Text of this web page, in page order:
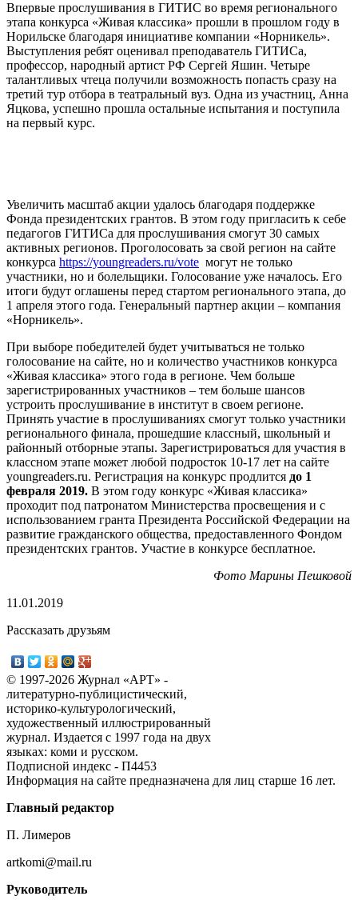
Впервые прослушивания в ГИТИС во время регионального
этапа конкурса «Живая классика» прошли в прошлом году в
Норильске благодаря инициативе компании «Норникель».
Выступления ребят оценивал преподаватель ГИТИСа,
профессор, народный артист РФ Сергей Яшин. Четыре
талантливых чтеца получили возможность попасть сразу на
третий тур отбора в театральный вуз. Одна из участниц, Анна
Яцкова, успешно прошла остальные испытания и поступила
на первый курс.
Увеличить масштаб акции удалось благодаря поддержке
Фонда президентских грантов. В этом году пригласить к себе
педагогов ГИТИСа для прослушивания смогут 30 самых
активных регионов. Проголосовать за свой регион на сайте
конкурса https://youngreaders.ru/vote могут не только
участники, но и болельщики. Голосование уже началось. Его
итоги будут оглашены перед стартом регионального этапа, до
1 апреля этого года. Генеральный партнер акции – компания
«Норникель».
При выборе победителей будет учитываться не только
голосование на сайте, но и количество участников конкурса
«Живая классика» этого года в регионе. Чем больше
зарегистрированных участников – тем больше шансов
устроить прослушивание в институт в своем регионе.
Принять участие в прослушиваниях смогут только участники
регионального финала, прошедшие классный, школьный и
районный отборные этапы. Зарегистрироваться для участия в
классном этапе может любой подросток 10-17 лет на сайте
youngreaders.ru. Регистрация на конкурс продлится до 1
февраля 2019. В этом году конкурс «Живая классика»
проходит под патронатом Министерства просвещения и с
использованием гранта Президента Российской Федерации на
развитие гражданского общества, предоставленного Фондом
президентских грантов. Участие в конкурсе бесплатное.
Фото Марины Пешковой
11.01.2019
Рассказать друзьям
© 1997-2026 Журнал «АРТ» -
литературно-публицистический,
историко-культурологический,
художественный иллюстрированный
журнал. Издается с 1997 года на двух
языках: коми и русском.
Подписной индекс - П4453
Информация на сайте предназначена для лиц старше 16 лет.
Главный редактор
П. Лимеров
artkomi@mail.ru
Руководитель